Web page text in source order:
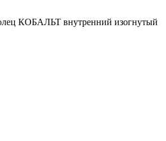
КОБАЛЬТ внутренний изогнутый